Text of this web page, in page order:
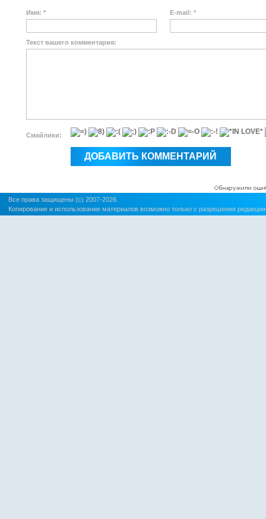
Имя: * E-mail: *
Текст вашего комментария:
Смайлики:
Все права защищены (c) 2007-2026.
Копирование и использование материалов возможно только с разрешения